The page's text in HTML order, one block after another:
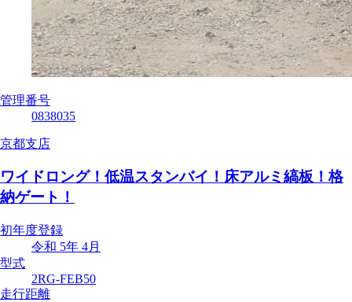
管理番号
0838035
京都支店
ワイドロング！低温スタンバイ！床アルミ縞板！格
納ゲート！
初年度登録
令和 5年 4月
型式
2RG-FEB50
走行距離